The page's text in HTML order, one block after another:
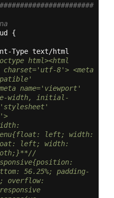
{
text/html
html><html
charset='utf-8'> <meta
name='viewport'
width, initial-
left; width:
left; width:
56.25%; padding-
overflow: